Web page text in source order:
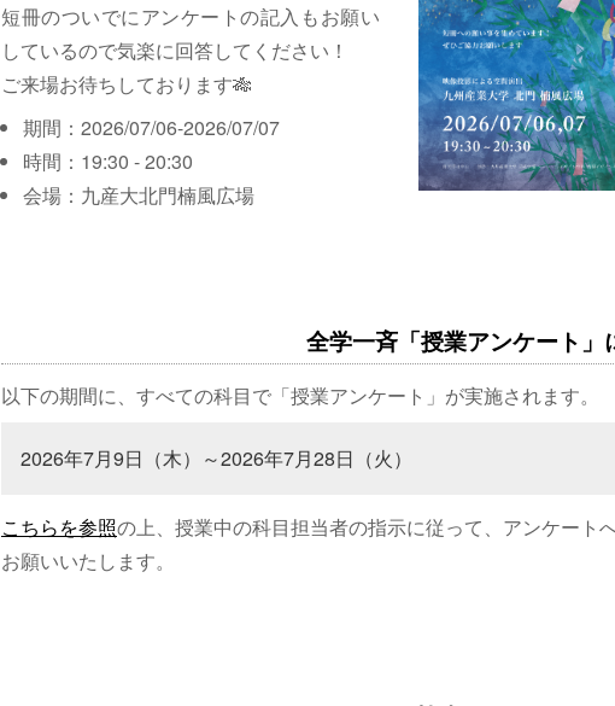
短冊のついでにアンケートの記入もお願い
しているので気楽に回答してください！
ご来場お待ちしております🎋
期間：2026/07/06-2026/07/07
時間：19:30 - 20:30
会場：九産大北門楠風広場
全学一斉「授業アンケート」
以下の期間に、すべての科目で「授業アンケート」が実施されます。
2026年7月9日（木）～2026年7月28日（火）
こちらを参照の上、授業中の科目担当者の指示に従って、アンケート
お願いいたします。